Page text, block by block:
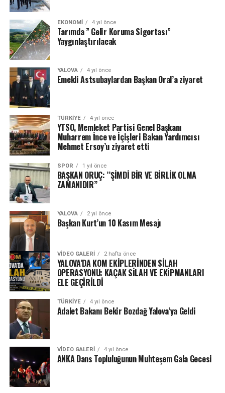
EKONOMI 4 yıl önce
Tarımda ” Gelir Koruma Sigortası”
Yaygınlaştırılacak
YALOVA 4 yıl önce
Emekli Astsubaylardan Başkan Oral’a ziyaret
TÜRKIYE 4 yıl önce
YTSO, Memleket Partisi Genel Başkanı
Muharrem İnce ve İçişleri Bakan Yardımcısı
Mehmet Ersoy’u ziyaret etti
SPOR 1 yıl önce
BAŞKAN ORUÇ: ’’ŞİMDİ BİR VE BİRLİK OLMA
ZAMANIDIR’’
YALOVA 2 yıl önce
Başkan Kurt’un 10 Kasım Mesajı
VIDEO GALERI 2 hafta önce
YALOVA’DA KOM EKİPLERİNDEN SİLAH
OPERASYONU: KAÇAK SİLAH VE EKİPMANLARI
ELE GEÇİRİLDİ
TÜRKIYE 4 yıl önce
Adalet Bakanı Bekir Bozdağ Yalova’ya Geldi
VIDEO GALERI 4 yıl önce
ANKA Dans Topluluğunun Muhteşem Gala Gecesi